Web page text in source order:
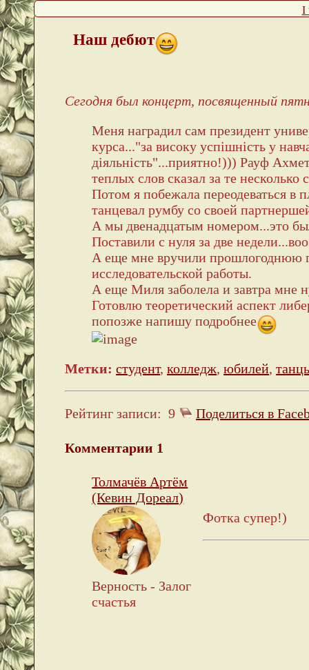
I
Наш дебют
Сегодня был концерт, посвященный
Меня наградил сам президент
курса..."за високу успішність у
діяльність"...приятно!))) Рауф
теплых слов сказал за те
Потом я побежала переодеваться в
танцевал румбу со своей
А мы двенадцатым номером...это
Поставили с нуля за две
А еще мне вручили прошлогоднюю
исследовательской работы.
А еще Миля заболела и завтра мне
Готовлю теоретический аспект
попозже напишу подробнее
Метки: студент,колледж,юбилей,
Рейтинг записи: 9 Поделиться в
Комментарии 1
Толмачёв Артём
(Кевин Дореал)
Верность - Залог
счастья
Фотка супер!)